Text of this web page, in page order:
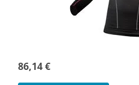
86,14 €